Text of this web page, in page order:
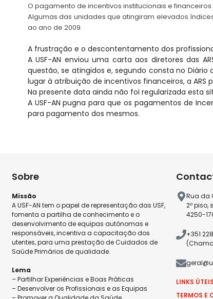
O pagamento de incentivos institucionais e
Algumas das unidades que atingiram elevados
ao ano de 2009.
A frustração e o descontentamento dos
A USF-AN enviou uma carta aos diretores das
questão, se atingidos e, segundo consta no Diário
lugar à atribuição de incentivos financeiros, a
Na presente data ainda não foi regularizada esta
A USF-AN pugna para que os pagamentos de
para pagamento dos mesmos.
Sobre
Missão
A USF-AN tem o papel de representação das USF,
fomenta a partilha de conhecimento e o
desenvolvimento de equipas autónomas e
responsáveis, incentiva a capacitação dos
utentes, para uma prestação de Cuidados de
Saúde Primários de qualidade.
Lema
– Partilhar Experiências e Boas Práticas
– Desenvolver os Profissionais e as Equipas
Rua da
2º piso,
4250-
+351
LINKS ÚTEIS
TERMOS E